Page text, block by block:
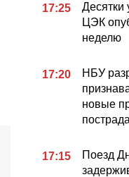
17:25
Десятки
ЦЭК
неделю
17:20
НБУ
новые
17:15
Поезд